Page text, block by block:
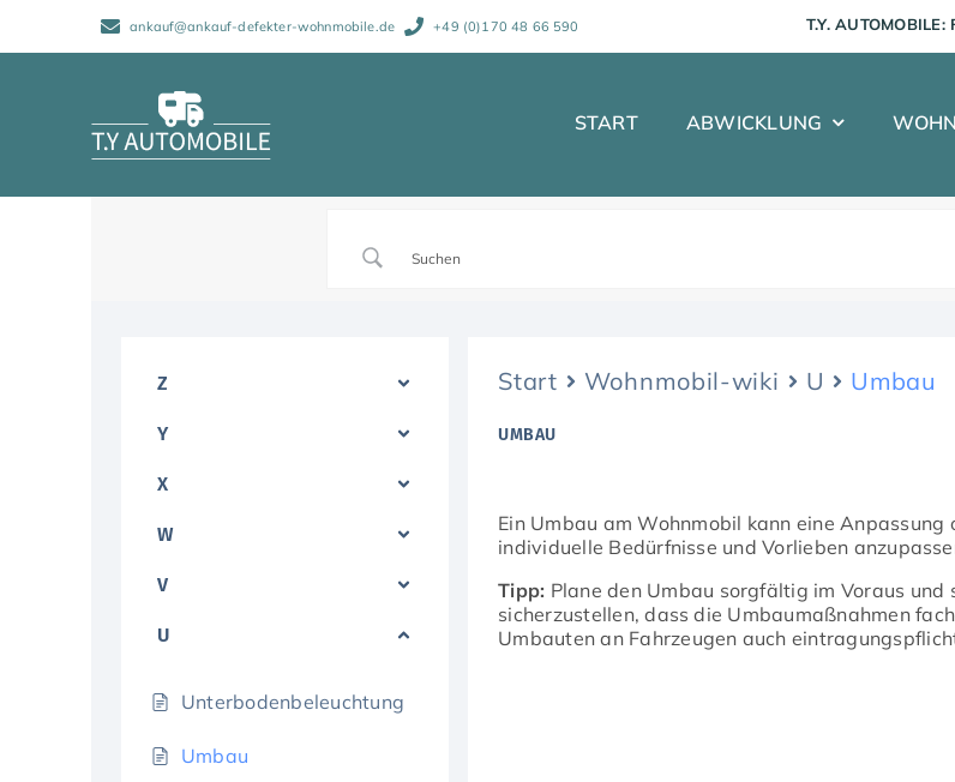
springen
ankauf@ankauf-defekter-wohnmobile.de +49 (0)170 48 66 590 T.Y. AUTOMOBILE:
START ABWICKLUNG
Z
Y
X
W
V
U
Unterbodenbeleuchtung
Umbau
Start Wohnmobil-wiki U Umbau
UMBAU
Ein Umbau am Wohnmobil kann eine
individuelle Bedürfnisse und Vorlieben
Tipp: Plane den Umbau sorgfältig im Voraus
sicherzustellen, dass die Umbaumaßnahmen
Umbauten an Fahrzeugen auch